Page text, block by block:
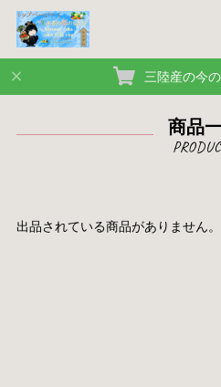
三陸産の今
商品
出品されている商品がありません。